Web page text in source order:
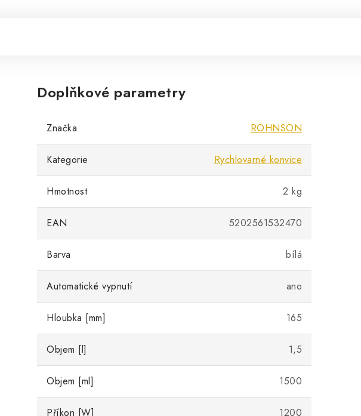
Doplňkové parametry
Značka ROHNSON
Kategorie Rychlovarné konvice
Hmotnost 2 kg
EAN 5202561532470
Barva bílá
Automatické vypnutí ano
Hloubka [mm] 165
Objem [l] 1,5
Objem [ml] 1500
Příkon [W] 1200